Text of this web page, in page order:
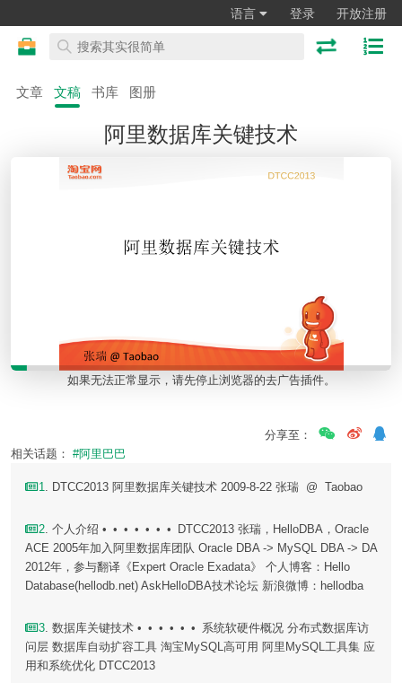
语言 登录 开放注册
文章 文稿 书库 图册
阿里数据库关键技术
如果无法正常显示，请先停止浏览器的去广告插件。
分享至：
相关话题： #阿里巴巴
1. DTCC2013 阿里数据库关键技术 2009-8-22 张瑞 @ Taobao
2. 个人介绍 • • • • • • • DTCC2013 张瑞，HelloDBA，Oracle
ACE 2005年加入阿里数据库团队 Oracle DBA -> MySQL DBA -> DA
2012年，参与翻译《Expert Oracle Exadata》 个人博客：Hello
Database(hellodb.net) AskHelloDBA技术论坛 新浪微博：hellodba
3. 数据库关键技术 • • • • • • 系统软硬件概况 分布式数据库访
问层 数据库自动扩容工具 淘宝MySQL高可用 阿里MySQL工具集 应
用和系统优化 DTCC2013